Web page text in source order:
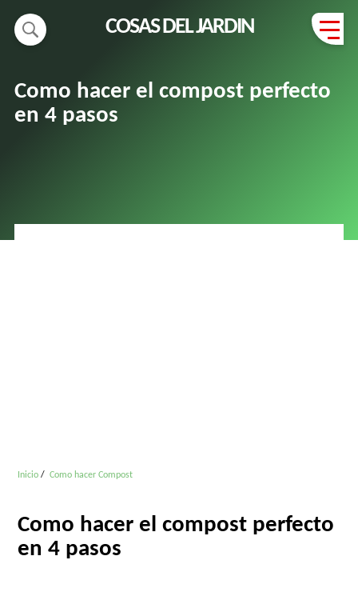
COSAS DEL JARDIN
Como hacer el compost perfecto
en 4 pasos
Inicio Como hacer Compost
Como hacer el compost perfecto
en 4 pasos